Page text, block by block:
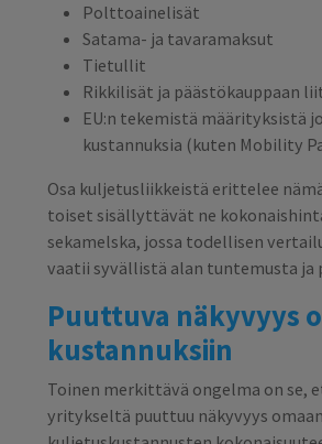
Polttoainelisät
Satama- ja tavaramaksut
Tietullit
Rikkilisät ja päästökauppaan
EU:n tekemistä määrityksistä
kustannuksia (kuten Mobility
Osa kuljetusliikkeistä erittelee
toiset sisällyttävät ne
sekamelska, jossa todellisen
vaatii syvällistä alan tuntemusta ja
Puuttuva näkyvyys
kustannuksiin
Toinen merkittävä ongelma on se,
yritykseltä puuttuu näkyvyys omaan